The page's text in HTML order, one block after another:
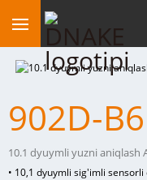
902D-B6
10.1 dyuymli yuzni aniqlash
• 10,1 dyuymli sig'imli sensorli